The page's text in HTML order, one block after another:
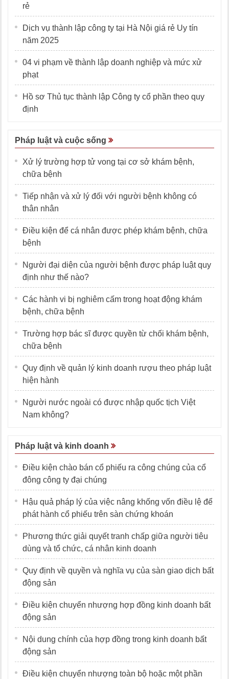
rẻ
Dịch vụ thành lập công ty tại Hà Nội giá rẻ Uy tín
năm 2025
04 vi phạm về thành lập doanh nghiệp và mức xử
phạt
Hồ sơ Thủ tục thành lập Công ty cổ phần theo quy
định
Pháp luật và cuộc sống
Xử lý trường hợp tử vong tại cơ sở khám bệnh,
chữa bệnh
Tiếp nhận và xử lý đối với người bệnh không có
thân nhân
Điều kiện để cá nhân được phép khám bệnh, chữa
bệnh
Người đại diện của người bệnh được pháp luật quy
định như thế nào?
Các hành vi bị nghiêm cấm trong hoạt động khám
bệnh, chữa bệnh
Trường hợp bác sĩ được quyền từ chối khám bệnh,
chữa bệnh
Quy định về quản lý kinh doanh rượu theo pháp luật
hiện hành
Người nước ngoài có được nhập quốc tịch Việt
Nam không?
Pháp luật và kinh doanh
Điều kiện chào bán cổ phiếu ra công chúng của cổ
đông công ty đại chúng
Hậu quả pháp lý của việc nâng khống vốn điều lệ để
phát hành cổ phiếu trên sàn chứng khoán
Phương thức giải quyết tranh chấp giữa người tiêu
dùng và tổ chức, cá nhân kinh doanh
Quy định về quyền và nghĩa vụ của sàn giao dịch bất
động sản
Điều kiện chuyển nhượng hợp đồng kinh doanh bất
động sản
Nội dung chính của hợp đồng trong kinh doanh bất
động sản
Điều kiện chuyển nhượng toàn bộ hoặc một phần